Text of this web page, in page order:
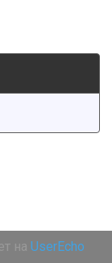
на UserEcho